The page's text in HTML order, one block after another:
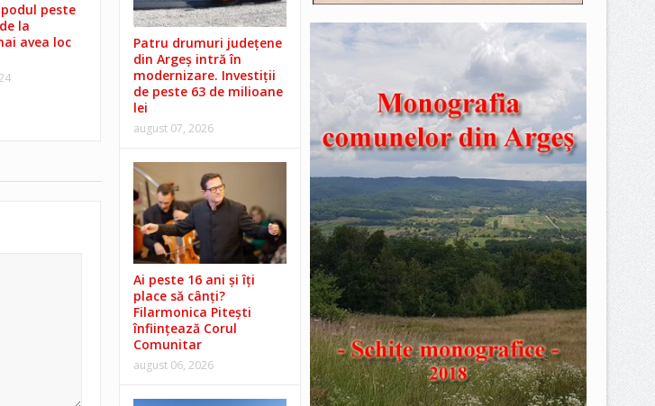
peste
la
avea loc
Patru drumuri județene
din Argeș intră în
modernizare. Investiții
de peste 63 de milioane
lei
august 07, 2026
Ai peste 16 ani și îți
place să cânți?
Filarmonica Pitești
înființează Corul
Comunitar
august 06, 2026